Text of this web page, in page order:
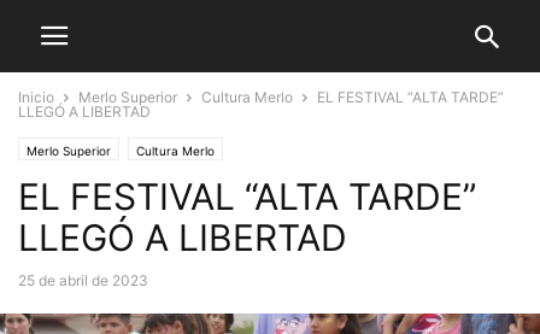
Inicio Merlo Superior Cultura Merlo
EL FESTIVAL “ALTA TARDE”
LLEGÓ A LIBERTAD
Merlo Superior Cultura Merlo
EL FESTIVAL “ALTA TARDE”
LLEGÓ A LIBERTAD
25 de abril de 2023